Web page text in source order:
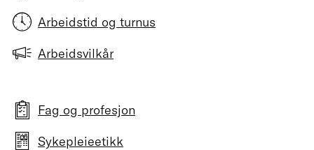
Arbeidstid og turnus
Arbeidsvilkår
Fag og profesjon
Sykepleieetikk